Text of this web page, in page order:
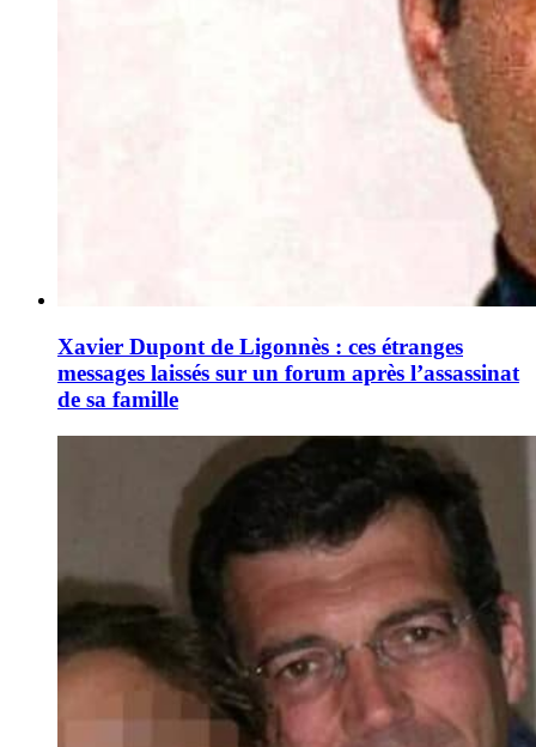
Xavier Dupont de Ligonnès : ces étranges
messages laissés sur un forum après l’assassinat
de sa famille